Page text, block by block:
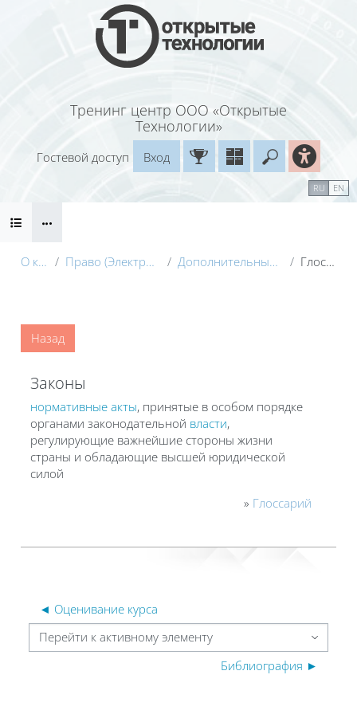
Перейти к основному содержанию
Тренинг центр ООО «Открытые
Технологии»
Введите
Гостевой доступ
Вход
RU EN
Блоки
О курсе Право (Электронный курс) Дополнительные материалы Глоссарий
Назад
Законы
нормативные акты, принятые в особом порядке
органами законодательной власти,
регулирующие важнейшие стороны жизни
страны и обладающие высшей юридической
силой
» Глоссарий
◄ Оценивание курса
Перейти к активному элементу
Библиография ►